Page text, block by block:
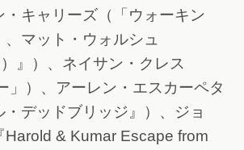
・キャリーズ（「ウォーキン
、マット・ウォルシュ
）』）、ネイサン・クレス
」
）、アーレン・エスカーペタ
・デッドブリッジ』）、ジョ
Harold & Kumar Escape from